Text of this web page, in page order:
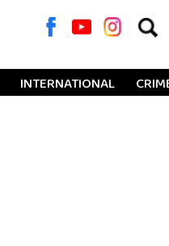
for:
INTERNATIONAL